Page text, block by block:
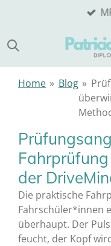
springen
Home » Blog »
der
Die praktische
Fahrschüler*innen
überhaupt. Der
feucht, der Kopf